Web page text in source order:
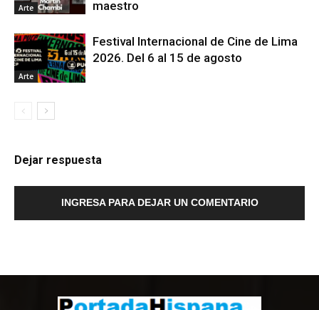
Arte
maestro
Arte
Festival Internacional de Cine de Lima
2026. Del 6 al 15 de agosto
Dejar respuesta
INGRESA PARA DEJAR UN COMENTARIO